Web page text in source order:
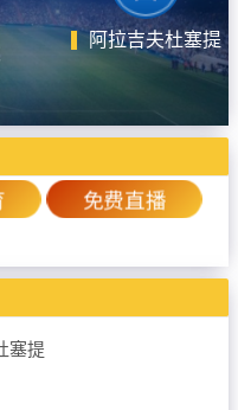
阿拉吉夫杜塞提
免费直播
塞提